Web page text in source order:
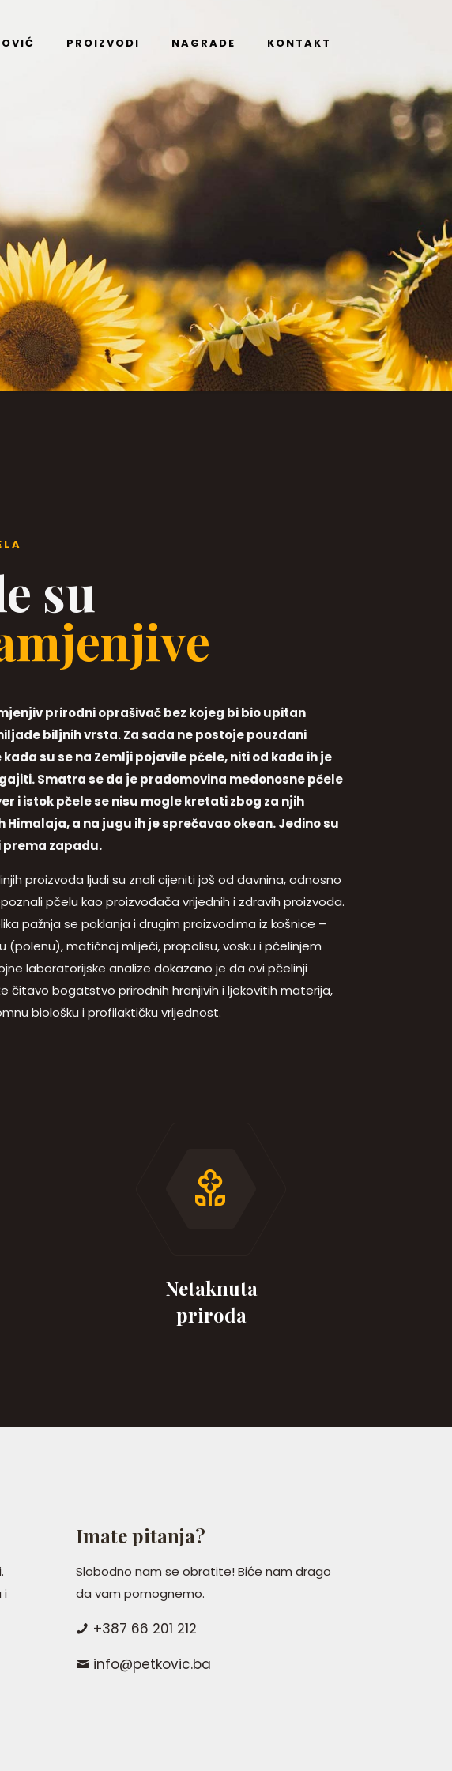
PROIZVODI NAGRADE KONTAKT
su
prirodni oprašivač bez kojeg bi bio upitan
biljnih vrsta. Za sada ne postoje pouzdani
kada su se na Zemlji pojavile pčele, niti od kada ih je
Smatra se da je pradomovina medonosne pčele
i istok pčele se nisu mogle kretati zbog za njih
Himalaja, a na jugu ih je sprečavao okean. Jedino su
prema zapadu.
proizvoda ljudi su znali cijeniti još od davnina, odnosno
pčelu kao proizvođača vrijednih i zdravih proizvoda.
pažnja se poklanja i drugim proizvodima iz košnice –
(polenu), matičnoj mliječi, propolisu, vosku i pčelinjem
laboratorijske analize dokazano je da ovi pčelinji
čitavo bogatstvo prirodnih hranjivih i ljekovitih materija,
biološku i profilaktičku vrijednost.
Netaknuta
priroda
i
Imate pitanja?
Slobodno nam se obratite! Biće nam drago
da vam pomognemo.
+387 66 201 212
info@petkovic.ba